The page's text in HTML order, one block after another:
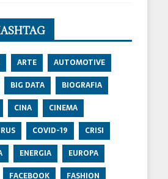
ARTE
AUTOMOTIVE
BIG DATA
BIOGRAFIA
CINA
CINEMA
COVID-19
CRISI
ENERGIA
EUROPA
FACEBOOK
FASHION